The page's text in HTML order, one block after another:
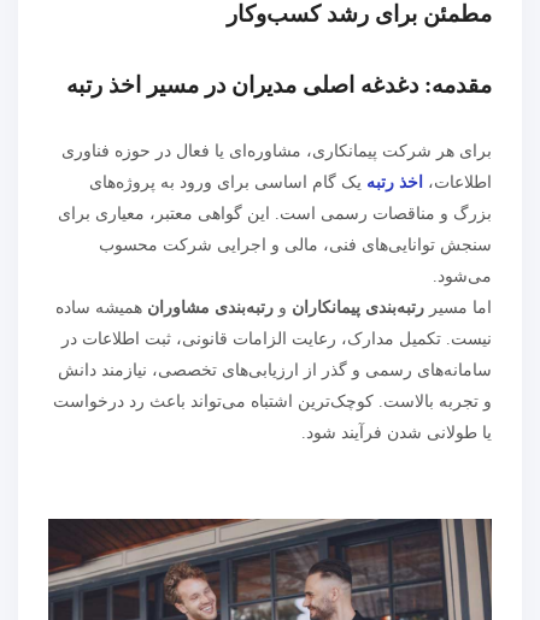
مطمئن برای رشد کسب‌وکار
مقدمه: دغدغه اصلی مدیران در مسیر اخذ رتبه
برای هر شرکت پیمانکاری، مشاوره‌ای یا فعال در حوزه فناوری
اطلاعات، اخذ رتبه یک گام اساسی برای ورود به پروژه‌های
بزرگ و مناقصات رسمی است. این گواهی معتبر، معیاری برای
سنجش توانایی‌های فنی، مالی و اجرایی شرکت محسوب
می‌شود.
اما مسیر رتبه‌بندی پیمانکاران و رتبه‌بندی مشاوران همیشه ساده
نیست. تکمیل مدارک، رعایت الزامات قانونی، ثبت اطلاعات در
سامانه‌های رسمی و گذر از ارزیابی‌های تخصصی، نیازمند دانش
و تجربه بالاست. کوچک‌ترین اشتباه می‌تواند باعث رد درخواست
یا طولانی شدن فرآیند شود.